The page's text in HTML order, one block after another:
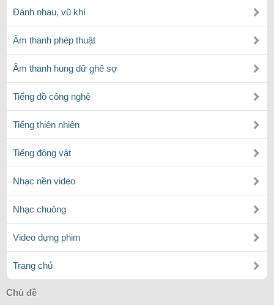
Đánh nhau, vũ khí
Âm thanh phép thuật
Âm thanh hung dữ ghê sợ
Tiếng đồ công nghệ
Tiếng thiên nhiên
Tiếng động vật
Nhạc nền video
Nhạc chuông
Video dựng phim
Trang chủ
Chủ đề